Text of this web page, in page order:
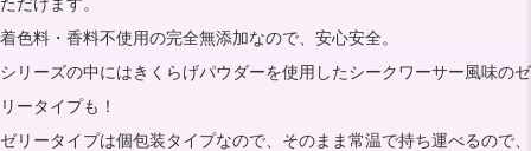
着色料・香料不使用の完全無添加なので、安心安全。
シリーズの中にはきくらげパウダーを使用したシークワーサー風味のゼ
リータイプも！
ゼリータイプは個包装タイプなので、そのまま常温で持ち運べるので、